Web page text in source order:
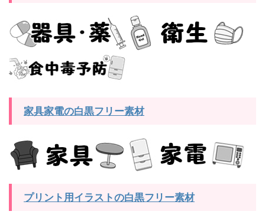
家具家電の白黒フリー素材
プリント用イラストの白黒フリー素材